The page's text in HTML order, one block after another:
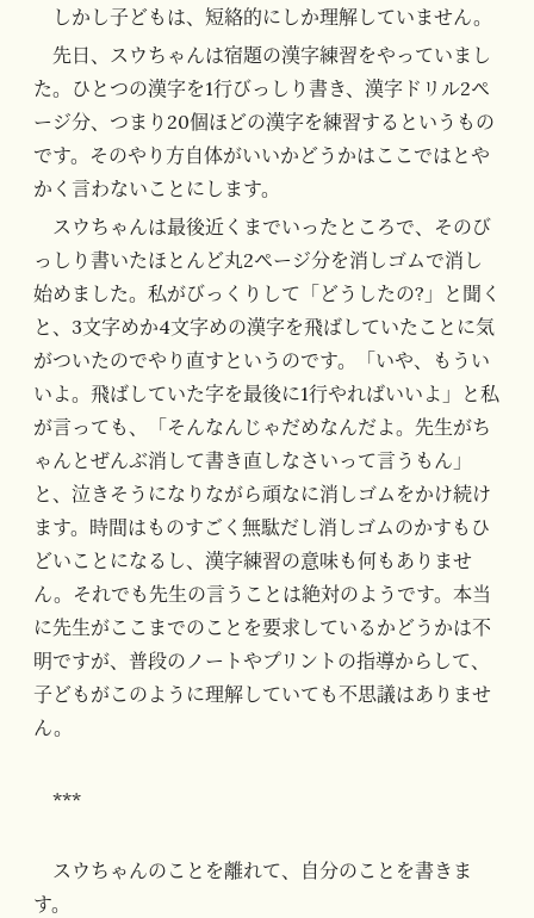
しかし子どもは、短絡的にしか理解していません。
先日、スウちゃんは宿題の漢字練習をやっていまし
た。ひとつの漢字を1行びっしり書き、漢字ドリル2ペ
ージ分、つまり20個ほどの漢字を練習するというもの
です。そのやり方自体がいいかどうかはここではとや
かく言わないことにします。
スウちゃんは最後近くまでいったところで、そのび
っしり書いたほとんど丸2ページ分を消しゴムで消し
始めました。私がびっくりして「どうしたの?」と聞く
と、3文字めか4文字めの漢字を飛ばしていたことに気
がついたのでやり直すというのです。「いや、もうい
いよ。飛ばしていた字を最後に1行やればいいよ」と私
が言っても、「そんなんじゃだめなんだよ。先生がち
ゃんとぜんぶ消して書き直しなさいって言うもん」
と、泣きそうになりながら頑なに消しゴムをかけ続け
ます。時間はものすごく無駄だし消しゴムのかすもひ
どいことになるし、漢字練習の意味も何もありませ
ん。それでも先生の言うことは絶対のようです。本当
に先生がここまでのことを要求しているかどうかは不
明ですが、普段のノートやプリントの指導からして、
子どもがこのように理解していても不思議はありませ
ん。
***
スウちゃんのことを離れて、自分のことを書きま
す。